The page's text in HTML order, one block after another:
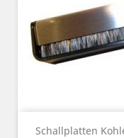
Schallplatten